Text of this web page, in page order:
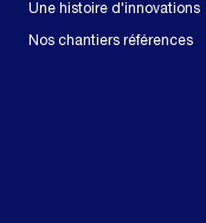
Une histoire d'innovations
Nos chantiers références